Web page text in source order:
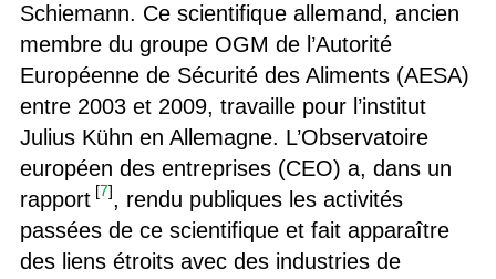
Schiemann. Ce scientifique allemand, ancien
membre du groupe OGM de l’Autorité
Européenne de Sécurité des Aliments (AESA)
entre 2003 et 2009, travaille pour l’institut
Julius Kühn en Allemagne. L’Observatoire
européen des entreprises (CEO) a, dans un
rapport [7], rendu publiques les activités
passées de ce scientifique et fait apparaître
des liens étroits avec des industries de